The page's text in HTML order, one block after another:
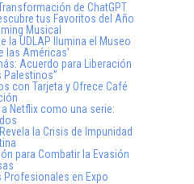
de ChatGPT
tus Favoritos del Año
Musical
la UDLAP Ilumina el Museo
las Américas’
Acuerdo para Liberación
Palestinos”
con Tarjeta y Ofrece Café
Netflix como una serie:
la Crisis de Impunidad
para Combatir la Evasión
Profesionales en Expo